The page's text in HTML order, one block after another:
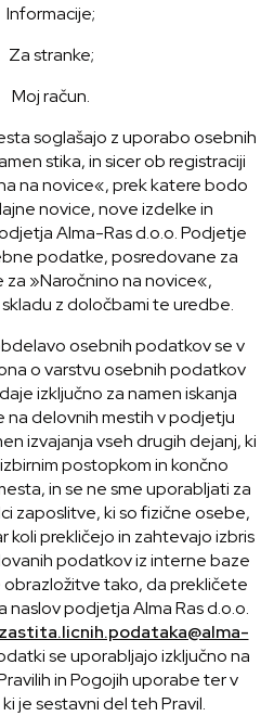
stranke;
račun.
soglašajo z uporabo osebnih
stika, in sicer ob registraciji
na novice«, prek katere bodo
novice, nove izdelke in
Alma-Ras d.o.o. Podjetje
podatke, posredovane za
»Naročnino na novice«,
z določbami te uredbe.
osebnih podatkov se v
o varstvu osebnih podatkov
izključno za namen iskanja
delovnih mestih v podjetju
izvajanja vseh drugih dejanj, ki
postopkom in končno
in se ne sme uporabljati za
zaposlitve, ki so fizične osebe,
koli prekličejo in zahtevajo izbris
podatkov iz interne baze
tako, da prekličete
naslov podjetja Alma Ras d.o.o.
zastita.licnih.podataka@alma-
se uporabljajo izključno na
in Pogojih uporabe ter v
je sestavni del teh Pravil.